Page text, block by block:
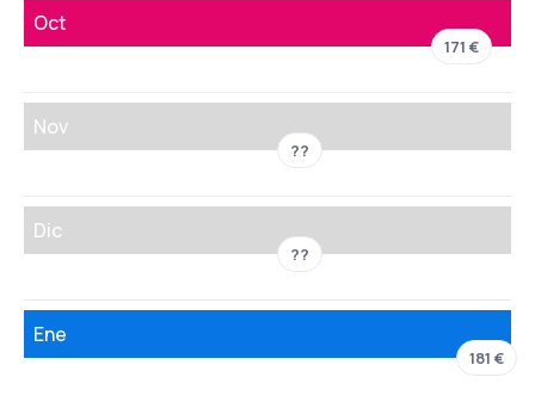
Oct
171 €
Nov
??
Dic
??
Ene
181 €